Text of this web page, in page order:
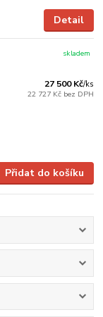
Detail
27 500 Kč/ks
22 727 Kč bez DPH
skladem
Přidat do košíku